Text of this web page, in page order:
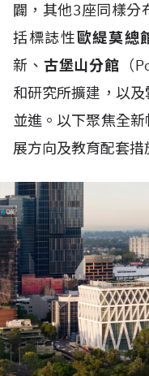
闢，其他3座同樣分
括標誌性歐緹莫總
新、 古堡山分館 （
和研究所擴建，以及
並進。以下聚焦全
展方向及教育配套措